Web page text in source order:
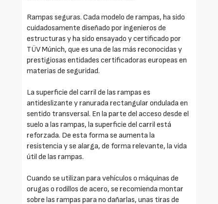
Rampas seguras. Cada modelo de rampas, ha sido
cuidadosamente diseñado por ingenieros de
estructuras y ha sido ensayado y certificado por
TÜV Múnich, que es una de las más reconocidas y
prestigiosas entidades certificadoras europeas en
materias de seguridad.
La superficie del carril de las rampas es
antideslizante y ranurada rectangular ondulada en
sentido transversal. En la parte del acceso desde el
suelo a las rampas, la superficie del carril está
reforzada. De esta forma se aumenta la
resistencia y se alarga, de forma relevante, la vida
útil de las rampas.
Cuando se utilizan para vehículos o máquinas de
orugas o rodillos de acero, se recomienda montar
sobre las rampas para no dañarlas, unas tiras de